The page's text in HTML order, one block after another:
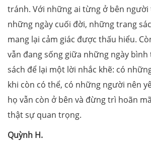
tránh. Với những ai từng ở bên
những ngày cuối đời, những trang
mang lại cảm giác được thấu hiểu.
vẫn đang sống giữa những ngày
sách để lại một lời nhắc khẽ: có
khi còn có thể, có những người nên
họ vẫn còn ở bên và đừng trì hoãn
thật sự quan trọng.
Quỳnh H.